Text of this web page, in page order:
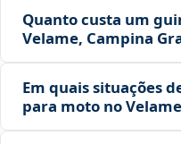
Quanto custa um
Velame, Campina
Em quais situações
para moto no